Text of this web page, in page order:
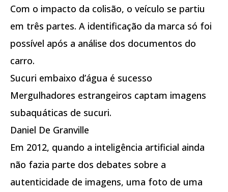
Com o impacto da colisão, o veículo se partiu
em três partes. A identificação da marca só foi
possível após a análise dos documentos do
carro.
Sucuri embaixo d’água é sucesso
Mergulhadores estrangeiros captam imagens
subaquáticas de sucuri.
Daniel De Granville
Em 2012, quando a inteligência artificial ainda
não fazia parte dos debates sobre a
autenticidade de imagens, uma foto de uma